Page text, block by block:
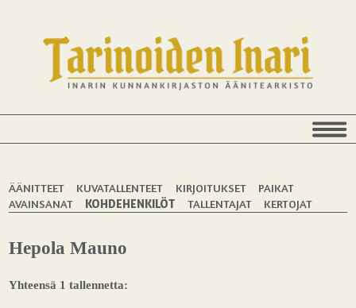
ÄÄNITTEET KUVATALLENTEET KIRJOITUKSET
PAIKAT
AVAINSANAT
KOHDEHENKILÖT TALLENTAJAT KERTOJAT
Hepola Mauno
Yhteensä 1 tallennetta: